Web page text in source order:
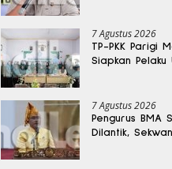
7 Agustus 2026
TP-PKK Parigi
Siapkan Pelaku
7 Agustus 2026
Pengurus BMA
Dilantik,